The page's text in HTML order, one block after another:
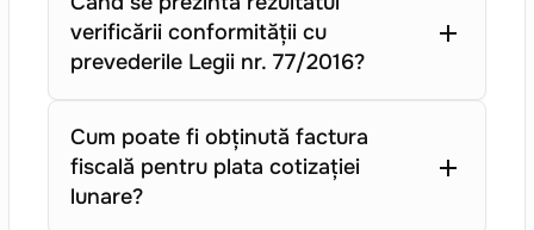
verificării conformității cu
prevederile Legii nr. 77/2016?
Cum poate fi obținută factura
fiscală pentru plata cotizației
lunare?